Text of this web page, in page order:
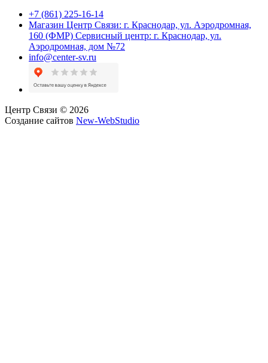
+7 (861) 225-16-14
Магазин Центр Связи: г. Краснодар, ул. Аэродромная,
160 (ФМР) Сервисный центр: г. Краснодар, ул.
Аэродромная, дом №72
info@center-sv.ru
Центр Связи © 2026
Создание сайтов New-WebStudio